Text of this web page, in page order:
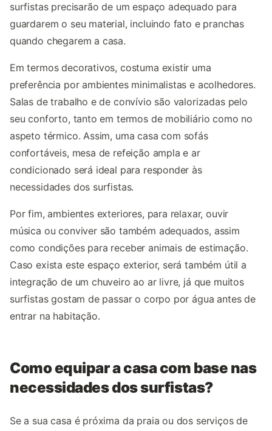
surfistas precisarão de um espaço adequado para
guardarem o seu material, incluindo fato e pranchas
quando chegarem a casa.
Em termos decorativos, costuma existir uma
preferência por ambientes minimalistas e acolhedores.
Salas de trabalho e de convívio são valorizadas pelo
seu conforto, tanto em termos de mobiliário como no
aspeto térmico. Assim, uma casa com sofás
confortáveis, mesa de refeição ampla e ar
condicionado será ideal para responder às
necessidades dos surfistas.
Por fim, ambientes exteriores, para relaxar, ouvir
música ou conviver são também adequados, assim
como condições para receber animais de estimação.
Caso exista este espaço exterior, será também útil a
integração de um chuveiro ao ar livre, já que muitos
surfistas gostam de passar o corpo por água antes de
entrar na habitação.
Como equipar a casa com base nas
necessidades dos surfistas?
Se a sua casa é próxima da praia ou dos serviços de